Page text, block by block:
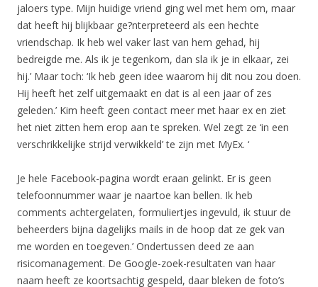
jaloers type. Mijn huidige vriend ging wel met hem om, maar
dat heeft hij blijkbaar ge?nterpreteerd als een hechte
vriendschap. Ik heb wel vaker last van hem gehad, hij
bedreigde me. Als ik je tegenkom, dan sla ik je in elkaar, zei
hij.’ Maar toch: ‘Ik heb geen idee waarom hij dit nou zou doen.
Hij heeft het zelf uitgemaakt en dat is al een jaar of zes
geleden.’ Kim heeft geen contact meer met haar ex en ziet
het niet zitten hem erop aan te spreken. Wel zegt ze ‘in een
verschrikkelijke strijd verwikkeld’ te zijn met MyEx. ‘
Je hele Facebook-pagina wordt eraan gelinkt. Er is geen
telefoonnummer waar je naartoe kan bellen. Ik heb
comments achtergelaten, formuliertjes ingevuld, ik stuur de
beheerders bijna dagelijks mails in de hoop dat ze gek van
me worden en toegeven.’ Ondertussen deed ze aan
risicomanagement. De Google-zoek-resultaten van haar
naam heeft ze koortsachtig gespeld, daar bleken de foto’s